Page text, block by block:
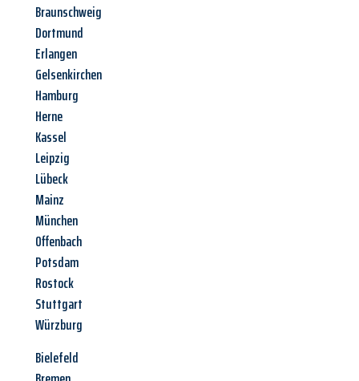
Braunschweig
Dortmund
Erlangen
Gelsenkirchen
Hamburg
Herne
Kassel
Leipzig
Lübeck
Mainz
München
Offenbach
Potsdam
Rostock
Stuttgart
Würzburg
Bielefeld